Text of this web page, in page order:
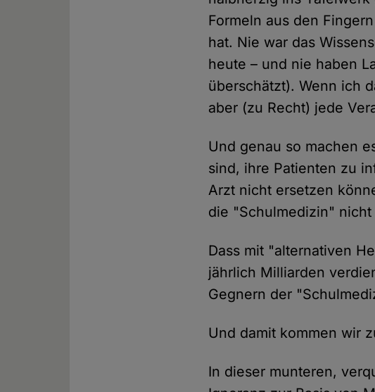
Formeln aus den
hat. Nie war das
heute – und nie haben
überschätzt). Wenn ich
aber (zu Recht) jede
Und genau so machen
sind, ihre Patienten zu
Arzt nicht ersetzen
die "Schulmedizin"
Dass mit "alternativen
jährlich Milliarden
Gegnern der
Und damit kommen wir
In dieser munteren,